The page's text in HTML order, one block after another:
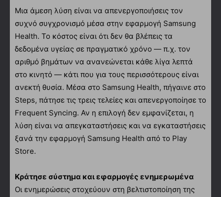
Μια άμεση λύση είναι να απενεργοποιήσεις τον
συχνό συγχρονισμό μέσα στην εφαρμογή Samsung
Health. Το κόστος είναι ότι δεν θα βλέπεις τα
δεδομένα υγείας σε πραγματικό χρόνο — π.χ. τον
αριθμό βημάτων να ανανεώνεται κάθε λίγα λεπτά
στο κινητό — κάτι που για τους περισσότερους είναι
ανεκτή θυσία. Μέσα στο Samsung Health, πήγαινε στο
Steps, πάτησε τις τρεις τελείες και απενεργοποίησε το
Frequent Syncing. Αν η επιλογή δεν εμφανίζεται, η
λύση είναι να απεγκαταστήσεις και να εγκαταστήσεις
ξανά την εφαρμογή Samsung Health από το Play
Store.
Κράτησε σύστημα και εφαρμογές ενημερωμένα
Οι ενημερώσεις στοχεύουν στη βελτιστοποίηση της